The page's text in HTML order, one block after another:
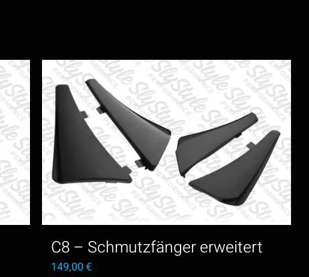
C8 – Schmutzfänger erweitert
149,00€